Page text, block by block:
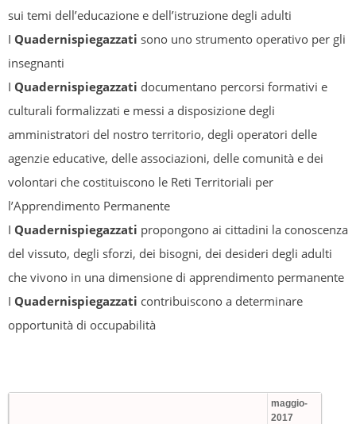
sui temi dell’educazione e dell’istruzione degli adulti
I Quadernispiegazzati sono uno strumento operativo per gli
insegnanti
I Quadernispiegazzati documentano percorsi formativi e
culturali formalizzati e messi a disposizione degli
amministratori del nostro territorio, degli operatori delle
agenzie educative, delle associazioni, delle comunità e dei
volontari che costituiscono le Reti Territoriali per
l’Apprendimento Permanente
I Quadernispiegazzati propongono ai cittadini la conoscenza
del vissuto, degli sforzi, dei bisogni, dei desideri degli adulti
che vivono in una dimensione di apprendimento permanente
I Quadernispiegazzati contribuiscono a determinare
opportunità di occupabilità
maggio-
2017